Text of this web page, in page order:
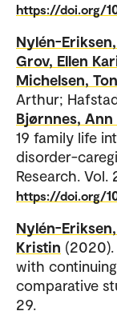
https://doi.org/
Nylén-
Grov, Ellen
Michelsen,
Arthur;
Bjørnnes,
19 family life
disorder-
Research. Vol.
https://doi.org/
Nylén-
Kristin
with
comparative
29.